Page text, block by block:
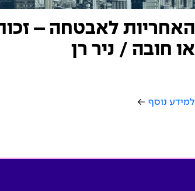
האחריות לאבטחה –
או חובה / ניר רן
למידע נוסף